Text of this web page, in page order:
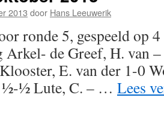
2013 door Hans Leeuwerik
ronde 5, gespeeld op
de Greef, H. van
E. van der 1-0
½-½ Lute, C. – … Lees